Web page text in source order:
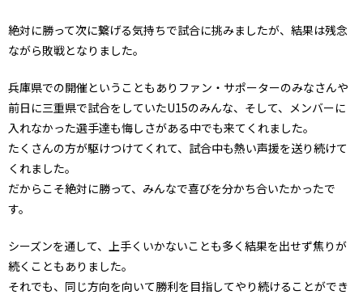
絶対に勝って次に繋げる気持ちで試合に挑みましたが、結果は残念
ながら敗戦となりました。
兵庫県での開催ということもありファン・サポーターのみなさんや
前日に三重県で試合をしていたU15のみんな、そして、メンバーに
入れなかった選手達も悔しさがある中でも来てくれました。
たくさんの方が駆けつけてくれて、試合中も熱い声援を送り続けて
くれました。
だからこそ絶対に勝って、みんなで喜びを分かち合いたかったで
す。
シーズンを通して、上手くいかないことも多く結果を出せず焦りが
続くこともありました。
それでも、同じ方向を向いて勝利を目指してやり続けることができ